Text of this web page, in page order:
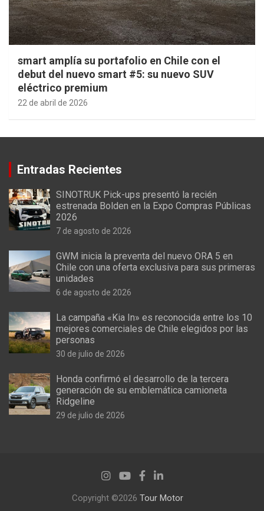
smart amplía su portafolio en Chile con el
debut del nuevo smart #5: su nuevo SUV
eléctrico premium
22 de abril de 2026
Entradas Recientes
SINOTRUK Pick-ups presentó la recién
estrenada Bolden en la Expo Compras Públicas
2026
7 de agosto de 2026
GWM inicia la preventa del nuevo ORA 5 en
Chile con una oferta exclusiva para sus primeras
unidades
6 de agosto de 2026
La campaña «Kia In» es reconocida entre los 10
mejores comerciales de Chile elegidos por las
personas
30 de julio de 2026
Honda confirmó el desarrollo de la tercera
generación de su emblemática camioneta
Ridgeline
29 de julio de 2026
Copyright ©2026 Tour Motor